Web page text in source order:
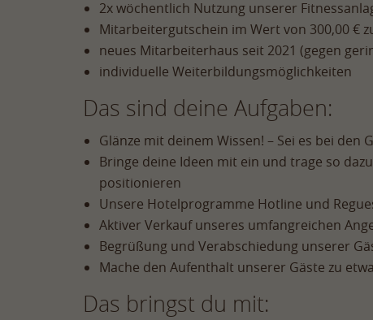
2x wöchentlich Nutzung unserer
Mitarbeitergutschein im Wert von 300,00 €
neues Mitarbeiterhaus seit 2021 (gegen
individuelle Weiterbildungsmöglichkeiten
Das sind deine Aufgaben:
Glänze mit deinem Wissen! – Sei es bei
Bringe deine Ideen mit ein und trage so
positionieren
Unsere Hotelprogramme Hotline und
Aktiver Verkauf unseres umfangreichen
Begrüßung und Verabschiedung unserer
Mache den Aufenthalt unserer Gäste zu
Das bringst du mit: